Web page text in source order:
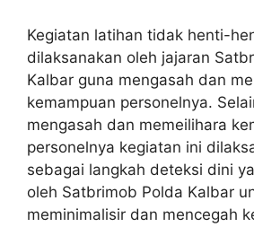
Kegiatan latihan tidak henti-
dilaksanakan oleh jajaran
Kalbar guna mengasah dan
kemampuan personelnya.
mengasah dan memeilihara
personelnya kegiatan ini
sebagai langkah deteksi dini
oleh Satbrimob Polda Kalbar
meminimalisir dan mencegah